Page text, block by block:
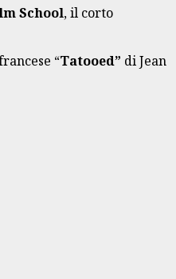
School, il corto
“Tatooed” di Jean